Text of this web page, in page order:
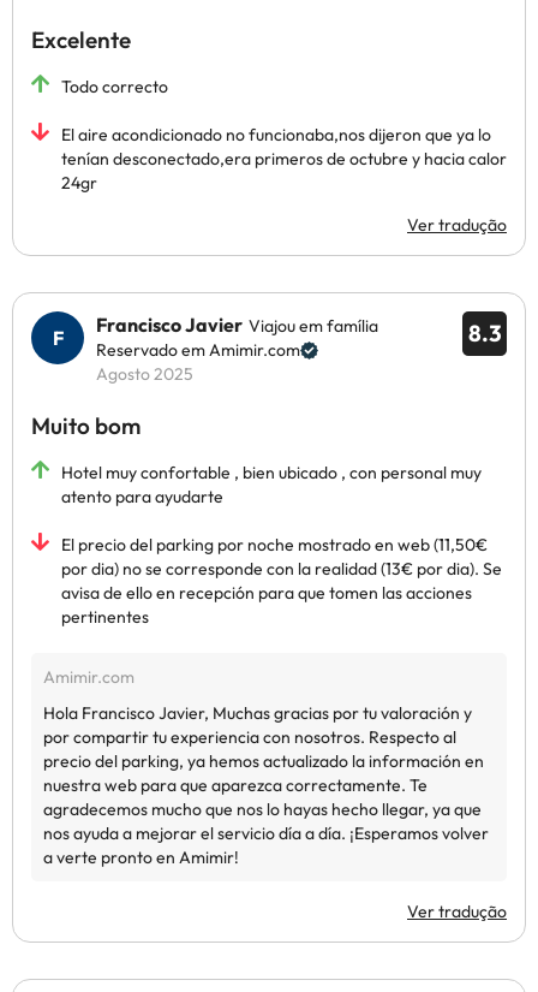
Excelente
Todo correcto
El aire acondicionado no funcionaba,nos dijeron que ya lo
tenían desconectado,era primeros de octubre y hacia calor
24gr
Ver tradução
8.3
Francisco Javier Viajou em família
Reservado em Amimir.com
Agosto 2025
Muito bom
Hotel muy confortable , bien ubicado , con personal muy
atento para ayudarte
El precio del parking por noche mostrado en web (11,50€
por dia) no se corresponde con la realidad (13€ por dia). Se
avisa de ello en recepción para que tomen las acciones
pertinentes
Ver tradução